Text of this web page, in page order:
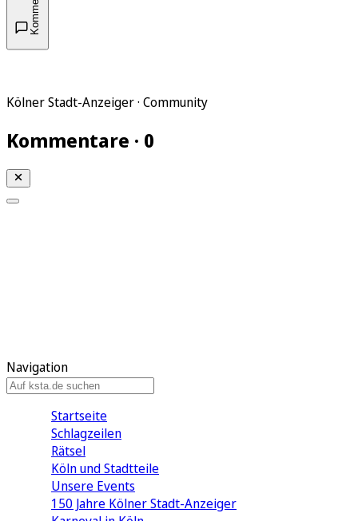
Kölner Stadt-Anzeiger · Community
Kommentare · 0
Navigation
Startseite
Schlagzeilen
Rätsel
Köln und Stadtteile
Unsere Events
150 Jahre Kölner Stadt-Anzeiger